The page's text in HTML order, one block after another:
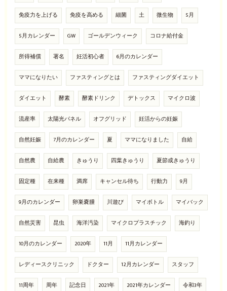
免疫力を上げる 免疫を高める 細菌 土 微生物 5月
5月カレンダー GW ゴールデンウィーク コロナ給付金
所得補償 署名 妊活初心者 6月のカレンダー
ママになりたい ファスティングとは ファスティングダイエット
ダイエット 酵素 酵素ドリンク デトックス マイクロ波
流産率 太陽光パネル オフグリッド 妊活からの妊娠
自然妊娠 7月のカレンダー 夏 ママになりました 自給
自然農 自給農 きゅうり 四葉きゅうり 夏節成きゅうり
固定種 在来種 満席 キャンセル待ち 行動力 9月
9月のカレンダー 卵巣嚢腫 川遊び マイボトル マイバック
自然災害 昆虫 海洋汚染 マイクロプラスチック 海釣り
10月のカレンダー 2020年 11月 11月カレンダー
レディースクリニック ドクター 12月カレンダー スタッフ
11周年 周年 記念日 2021年 2021年カレンダー 令和3年